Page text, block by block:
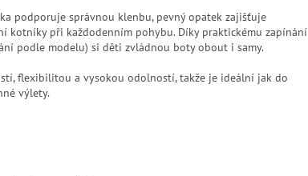
podporuje správnou klenbu, pevný opatek zajišťuje
kotníky při každodenním pohybu. Díky praktickému zapínání
podle modelu) si děti zvládnou boty obout i samy.
flexibilitou a vysokou odolností, takže je ideální jak do
výlety.